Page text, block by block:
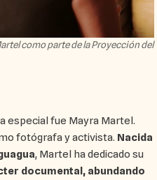
como parte de la Proyección del
especial fue Mayra Martel.
fotógrafa y activista. Nacida
, Martel ha dedicado su
documental, abundando